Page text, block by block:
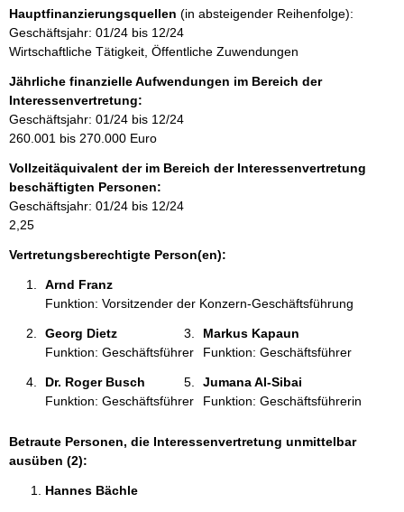
m
a
t
o
n
e
n
:
et
a
k
t
i
n
f
r
m
a
t
i
Hauptfinanzierungsquellen (in absteigender Reihenfolge):
Geschäftsjahr: 01/24 bis 12/24
Wirtschaftliche Tätigkeit, Öffentliche Zuwendungen
Jährliche finanzielle Aufwendungen im Bereich der
Interessenvertretung:
Geschäftsjahr: 01/24 bis 12/24
260.001 bis 270.000 Euro
Vollzeitäquivalent der im Bereich der Interessenvertretung
beschäftigten Personen:
Geschäftsjahr: 01/24 bis 12/24
2,25
Vertretungsberechtigte Person(en):
Arnd Franz
Funktion: Vorsitzender der Konzern-Geschäftsführung
Georg Dietz
Funktion: Geschäftsführer
Markus Kapaun
Funktion: Geschäftsführer
Dr. Roger Busch
Funktion: Geschäftsführer
Jumana Al-Sibai
Funktion: Geschäftsführerin
Betraute Personen, die Interessenvertretung unmittelbar
ausüben (2):
Hannes Bächle